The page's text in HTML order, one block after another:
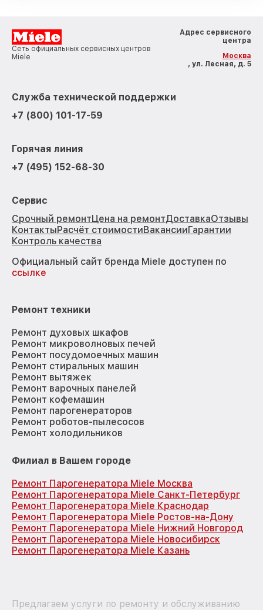
Сеть официальных сервисных центров
Miele
Адрес сервисного
центра
Москва
, ул. Лесная, д. 5
Служба технической поддержки
+7 (800) 101-17-59
Горячая линия
+7 (495) 152-68-30
Сервис
Срочный ремонтЦена на ремонтДоставкаОтзывы
КонтактыРасчёт стоимостиВакансииГарантии
Контроль качества
Официальный сайт бренда Miele доступен по
ссылке
Ремонт техники
Ремонт духовых шкафов
Ремонт микроволновых печей
Ремонт посудомоечных машин
Ремонт стиральных машин
Ремонт вытяжек
Ремонт варочных панелей
Ремонт кофемашин
Ремонт парогенераторов
Ремонт роботов-пылесосов
Ремонт холодильников
Филиал в Вашем городе
Ремонт Парогенератора Miele Москва
Ремонт Парогенератора Miele Санкт-Петербург
Ремонт Парогенератора Miele Краснодар
Ремонт Парогенератора Miele Ростов-на-Дону
Ремонт Парогенератора Miele Нижний Новгород
Ремонт Парогенератора Miele Новосибирск
Ремонт Парогенератора Miele Казань
Предлагаем услуги по ремонту и обслуживанию